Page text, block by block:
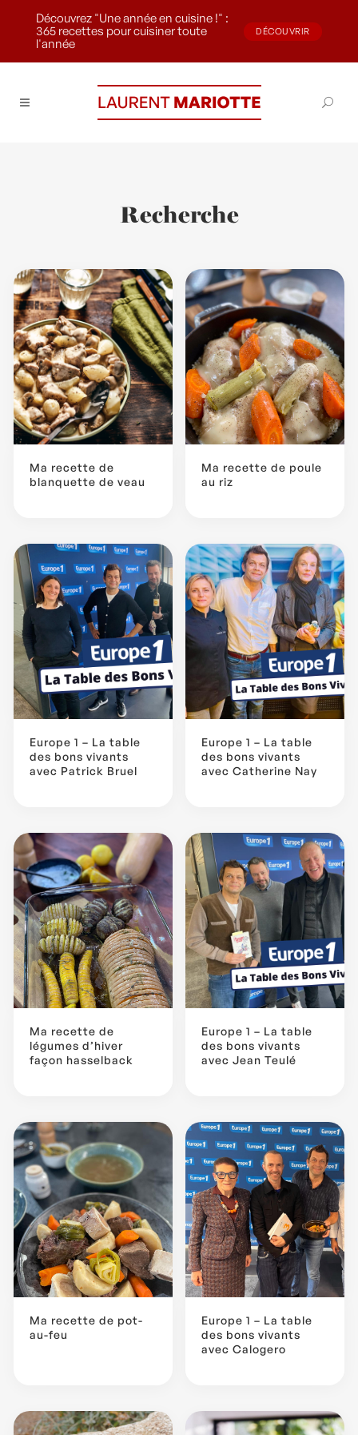
Découvrez "Une année en cuisine !" :
365 recettes pour cuisiner toute
l'année
DÉCOUVRIR
Recherche
Ma recette de
blanquette de veau
Ma recette de poule
au riz
Europe 1 – La table
des bons vivants
avec Patrick Bruel
Europe 1 – La table
des bons vivants
avec Catherine Nay
Ma recette de
légumes d’hiver
façon hasselback
Europe 1 – La table
des bons vivants
avec Jean Teulé
Ma recette de pot-
au-feu
Europe 1 – La table
des bons vivants
avec Calogero